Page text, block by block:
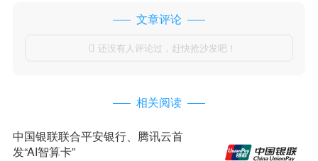
文章评论
 还没有人评论过，赶快抢沙发吧！
相关阅读
中国银联联合平安银行、腾讯云首
发“AI智算卡”